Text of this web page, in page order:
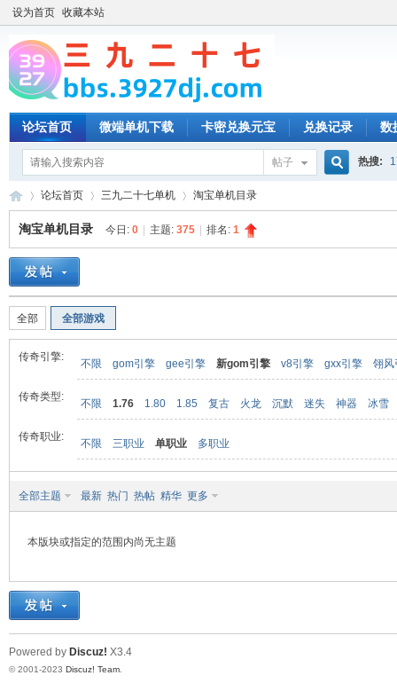
设为首页 收藏本站
论坛首页 微端单机下载 卡密兑换元宝 兑换记录 数
帖子 热搜:
»
论坛首页 三九二十七单机 淘宝单机目录
淘宝单机目录 今日: 0 主题: 375 排名: 1
全部 全部游戏
传奇引擎:
不限 gom引擎 gee引擎 新gom引擎 v8引擎 gxx引擎 翎风
传奇类型:
不限 1.76 1.80 1.85 复古 火龙 沉默 迷失 神器 冰雪
传奇职业:
不限 三职业 单职业 多职业
全部主题 最新 热门 热帖 精华 更多
本版块或指定的范围内尚无主题
Powered by Discuz! X3.4
© 2001-2023 Discuz! Team.